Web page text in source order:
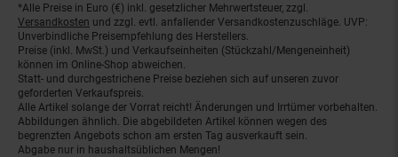
Fußnoten
*Alle Preise in Euro (€) inkl. gesetzlicher Mehrwertsteuer, zzgl.
Versandkosten und zzgl. evtl. anfallender Versandkostenzuschläge. UVP:
Unverbindliche Preisempfehlung des Herstellers.
Preise (inkl. MwSt.) und Verkaufseinheiten (Stückzahl/Mengeneinheit)
können im Online-Shop abweichen.
Statt- und durchgestrichene Preise beziehen sich auf unseren zuvor
geforderten Verkaufspreis.
Alle Artikel solange der Vorrat reicht! Änderungen und Irrtümer vorbehalten.
Abbildungen ähnlich. Die abgebildeten Artikel können wegen des
begrenzten Angebots schon am ersten Tag ausverkauft sein.
Abgabe nur in haushaltsüblichen Mengen!